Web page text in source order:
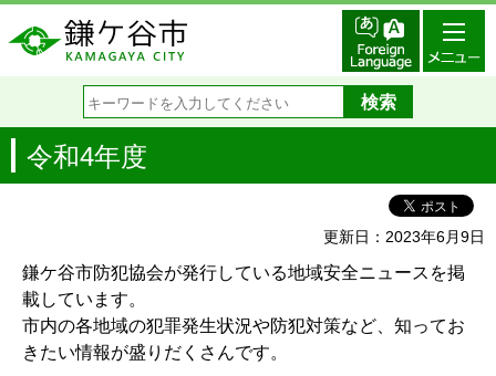
令和4年度
更新日：2023年6月9日
鎌ケ谷市防犯協会が発行している地域安全ニュースを掲
載しています。
市内の各地域の犯罪発生状況や防犯対策など、知ってお
きたい情報が盛りだくさんです。